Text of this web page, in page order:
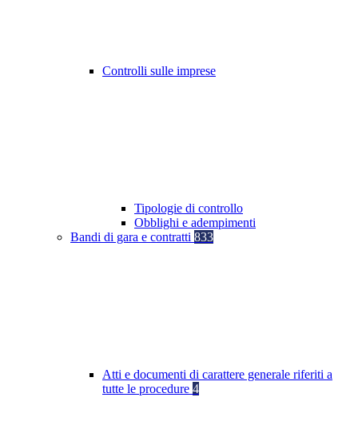
Controlli sulle imprese
Tipologie di controllo
Obblighi e adempimenti
Bandi di gara e contratti 833
Atti e documenti di carattere generale riferiti a
tutte le procedure 4